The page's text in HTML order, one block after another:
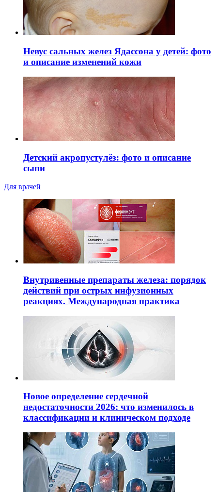
Невус сальных желез Ядассона у детей: фото
и описание изменений кожи
Детский акропустулёз: фото и описание
сыпи
Для врачей
Внутривенные препараты железа: порядок
действий при острых инфузионных
реакциях. Международная практика
Новое определение сердечной
недостаточности 2026: что изменилось в
классификации и клиническом подходе